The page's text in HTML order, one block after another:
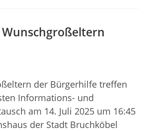
der Bürgerhilfe treffen
Informations- und
am 14. Juli 2025 um 16:45
der Stadt Bruchköbel